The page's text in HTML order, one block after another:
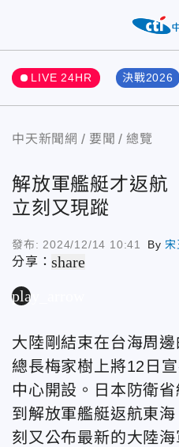
LIVE 24HR 決戰2026
中天新聞網 要聞 總覽
解放軍艦艇才返
立刻又現蹤
發布: 2024/12/14 10:41 By 宋
分享：share
play_arrow
大陸剛結束在台海周
總長梅家樹上將12日
中心開設。日本防衛
到解放軍艦艇返航東
刻又公布最新的大陸